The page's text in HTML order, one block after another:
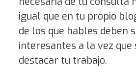
igual que en tu propio
de los que hables deben
interesantes a la vez que
destacar tu trabajo.